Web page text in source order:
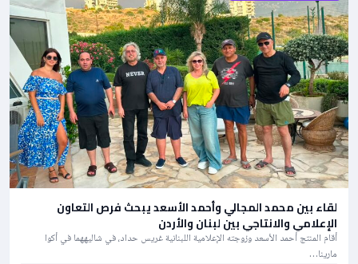
لقاء بين محمد المجالي وأحمد الأسعد يبحث فرص التعاون
الإعلامي والانتاجي بين لبنان والأردن
أقام المنتج أحمد الأسعد وزوجته الإعلامية اللبنانية غريس حداد، في شاليههما في أكوا
مارينا…